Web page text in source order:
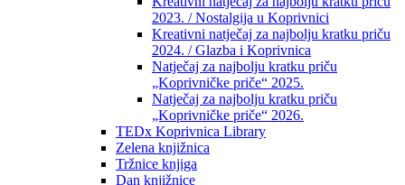
2023. / Nostalgija u Koprivnici
Kreativni natječaj za najbolju kratku priču
2024. / Glazba i Koprivnica
Natječaj za najbolju kratku priču
„Koprivničke priče“ 2025.
Natječaj za najbolju kratku priču
„Koprivničke priče“ 2026.
TEDx Koprivnica Library
Zelena knjižnica
Tržnice knjiga
Dan knjižnice